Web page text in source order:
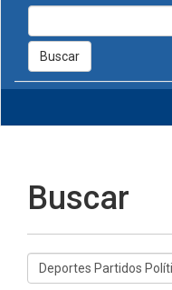
Buscar
Buscar
Buscar
artículos